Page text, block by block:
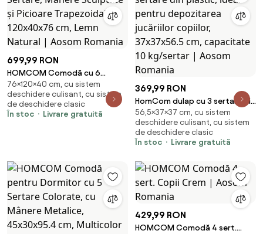
699,99 RON
HOMCOM Comodă cu 6
Sertare, Mânere Sculptate și
Picioare Trapezoidale,
120x40x76 cm, Lemn Natural |
76×120×40 cm, cu sistem
deschidere culisant, cu sistem
de deschidere clasic
În stoc
Livrare gratuită
369,99 RON
HomCom dulap cu 3 sertare din
plastic, ideal pentru
depozitarea jucăriilor copiilor,
37x37x56.5 cm, capacitate 10
kg/sertar | Aosom Romania
56,5×37×37 cm, cu sistem
deschidere culisant, cu sistem
de deschidere clasic
În stoc
Livrare gratuită
429,99 RON
HOMCOM Comodă 4 sert.